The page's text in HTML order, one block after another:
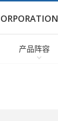
产品阵容